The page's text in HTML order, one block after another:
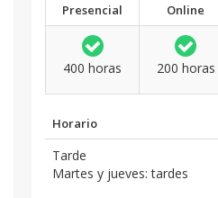
Presencial Online
400 horas 200 horas
Horario
Tarde
Martes y jueves: tardes